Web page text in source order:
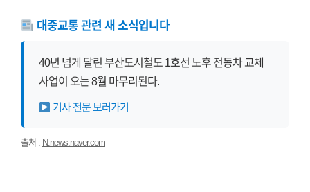
대중교통 관련 새 소식입니다
40년 넘게 달린 부산도시철도 1호선 노후 전동차 교체
사업이 오는 8월 마무리된다.
기사 전문 보러가기
출처 : N.news.naver.com